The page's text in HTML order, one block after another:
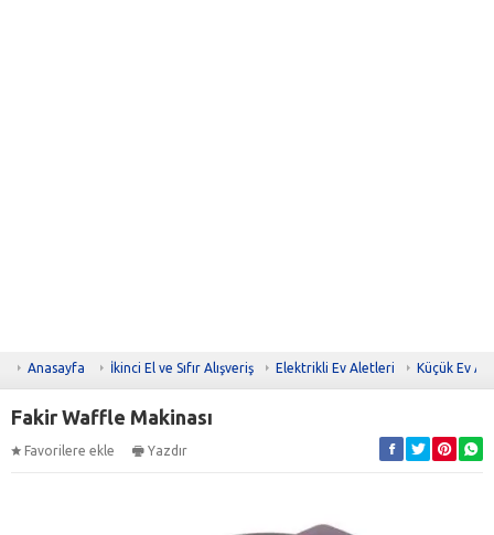
Anasayfa İkinci El ve Sıfır Alışveriş Elektrikli Ev Aletleri Küçük Ev
Fakir Waffle Makinası
Favorilere ekle Yazdır